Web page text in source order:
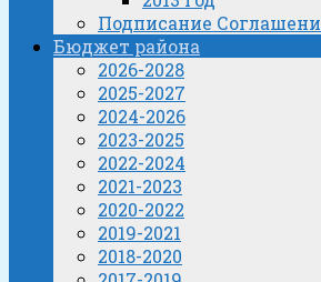
Подписание
Бюджет района
2026-2028
2025-2027
2024-2026
2023-2025
2022-2024
2021-2023
2020-2022
2019-2021
2018-2020